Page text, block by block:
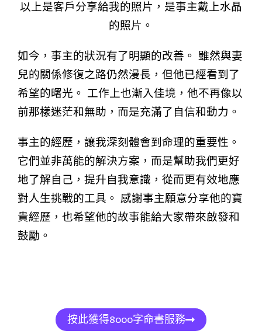
以上是客戶分享給我的照片，是事主戴上水晶
的照片。
如今，事主的狀況有了明顯的改善。 雖然與妻
兒的關係修復之路仍然漫長，但他已經看到了
希望的曙光。 工作上也漸入佳境，他不再像以
前那樣迷茫和無助，而是充滿了自信和動力。
事主的經歷，讓我深刻體會到命理的重要性。
它們並非萬能的解決方案，而是幫助我們更好
地了解自己，提升自我意識，從而更有效地應
對人生挑戰的工具。 感謝事主願意分享他的寶
貴經歷，也希望他的故事能給大家帶來啟發和
鼓勵。
按此獲得8000字命書服務